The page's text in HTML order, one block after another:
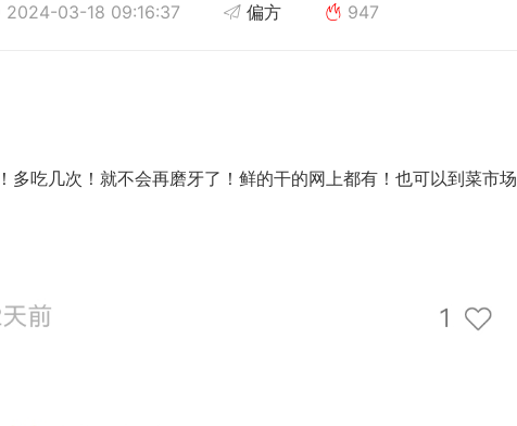
2024-03-18 09:16:37 偏方 947
多吃几次！就不会再磨牙了！鲜的干的网上都有！也可以到菜市场